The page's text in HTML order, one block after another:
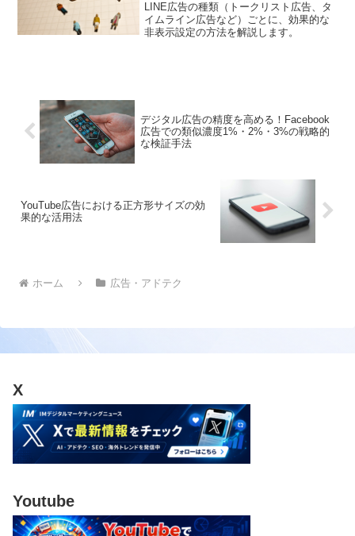
LINE広告の種類（トークリスト広告、タ
イムライン広告など）ごとに、効果的な
非表示設定の方法を解説します。
デジタル広告の精度を高める！Facebook
広告での類似濃度1%・2%・3%の戦略的
な検証手法
YouTube広告における正方形サイズの効
果的な活用法
ホーム 広告・アドテク
X
Youtube